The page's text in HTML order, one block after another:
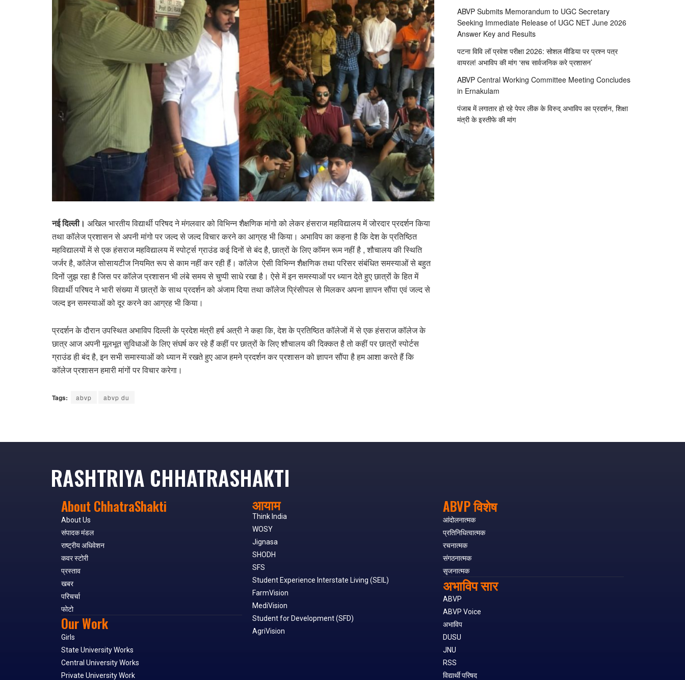
नई दिल्ली। अखिल भारतीय विद्यार्थी परिषद ने मंगलवार को विभिन्न शैक्षणिक मांगो को लेकर हंसराज महविद्यालय में जोरदार प्रदर्शन किया
तथा कॉलेज प्रशासन से अपनी मांगो पर जल्द से जल्द विचार करने का आग्रह भी किया। अभाविप का कहना है कि देश के प्रतिष्ठित
महविद्यालयों में से एक हंसराज महविद्यालय में स्पोर्ट्स ग्राउंड कई दिनों से बंद है, छात्रों के लिए कॉमन रूम नहीं है , शौचालय की स्थिति
जर्जर है, कॉलेज सोसायटीज नियमित रूप से काम नहीं कर रही हैं। कॉलेज ऐसी विभिन्न शैक्षणिक तथा परिसर संबंधित समस्याओं से बहुत
दिनों जुझ रहा है जिस पर कॉलेज प्रशासन भी लंबे समय से चुप्पी साधे रखा है। ऐसे में इन समस्याओं पर ध्यान देते हुए छात्रों के हित में
विद्यार्थी परिषद ने भारी संख्या में छात्रों के साथ प्रदर्शन को अंजाम दिया तथा कॉलेज प्रिंसीपल से मिलकर अपना ज्ञापन सौंपा एवं जल्द से
जल्द इन समस्याओं को दूर करने का आग्रह भी किया।
प्रदर्शन के दौरान उपस्थित अभाविप दिल्ली के प्रदेश मंत्री हर्ष अत्री ने कहा कि, देश के प्रतिष्ठित कॉलेजों में से एक हंसराज कॉलेज के
छात्र आज अपनी मूलभूत सुविधाओं के लिए संघर्ष कर रहे हैं कहीं पर छात्रों के लिए शौचालय की दिक्कत है तो कहीं पर छात्रों स्पोर्टस
ग्राउंड ही बंद है, इन सभी समास्याओं को ध्यान में रखते हुए आज हमने प्रदर्शन कर प्रशासन को ज्ञापन सौंपा है हम आशा करते हैं कि
कॉलेज प्रशासन हमारी मांगों पर विचार करेगा।
Tags: abvp abvp du
ABVP Submits Memorandum to UGC Secretary
Seeking Immediate Release of UGC NET June 2026
Answer Key and Results
पटना विवि लॉ प्रवेश परीक्षा 2026: सोशल मीडिया पर प्रश्न पत्र
वायरल! अभाविप की मांग ‘सच सार्वजनिक करे प्रशासन’
ABVP Central Working Committee Meeting Concludes
in Ernakulam
पंजाब में लगातार हो रहे पेपर लीक के विरुद् अभाविप का प्रदर्शन, शिक्षा
मंत्री के इस्तीफे की मांग
RASHTRIYA CHHATRASHAKTI
About ChhatraShakti
About Us
संपादक मंडल
राष्ट्रीय अधिवेशन
कवर स्टोरी
प्रस्ताव
खबर
परिचर्चा
फोटो
Our Work
Girls
State University Works
Central University Works
Private University Work
आयाम
Think India
WOSY
Jignasa
SHODH
SFS
Student Experience Interstate Living (SEIL)
FarmVision
MediVision
Student for Development (SFD)
AgriVision
ABVP विशेष
आंदोलनात्मक
प्रतिनिधित्वात्मक
रचनात्मक
संगठनात्मक
सृजनात्मक
अभाविप सार
ABVP
ABVP Voice
अभाविप
DUSU
JNU
RSS
विद्यार्थी परिषद